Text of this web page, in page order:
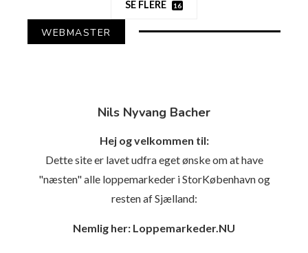
SE FLERE 16
WEBMASTER
Nils Nyvang Bacher
Hej og velkommen til:
Dette site er lavet udfra eget ønske om at have
"næsten" alle loppemarkeder i StorKøbenhavn og
resten af Sjælland:
Nemlig her: Loppemarkeder.NU